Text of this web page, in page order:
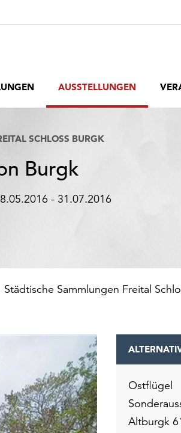
AUSSTELLUNGEN
SCHLOSS BURGK
Burgk
- 31.07.2016
Städtische Sammlungen Freital
Ostflügel
Altburgk